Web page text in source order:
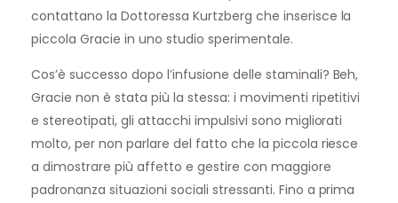
contattano la Dottoressa Kurtzberg che inserisce la
piccola Gracie in uno studio sperimentale.
Cos’è successo dopo l’infusione delle staminali? Beh,
Gracie non è stata più la stessa: i movimenti ripetitivi
e stereotipati, gli attacchi impulsivi sono migliorati
molto, per non parlare del fatto che la piccola riesce
a dimostrare più affetto e gestire con maggiore
padronanza situazioni sociali stressanti. Fino a prima